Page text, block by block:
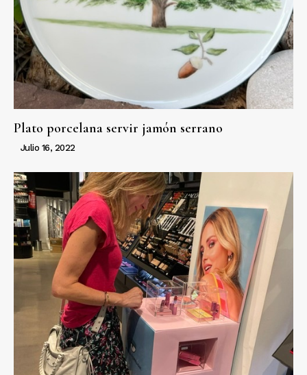
Plato porcelana servir jamón serrano
Julio 16, 2022